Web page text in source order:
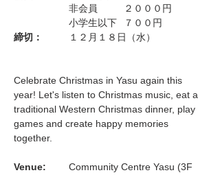
		非会員	２０００円
		小学生以下	７００円
締切：
	１２月１８日（水）
Celebrate Christmas in Yasu again this
year! Let's listen to Christmas music, eat a
traditional Western Christmas dinner, play
games and create happy memories
together.
Community Centre Yasu (3F